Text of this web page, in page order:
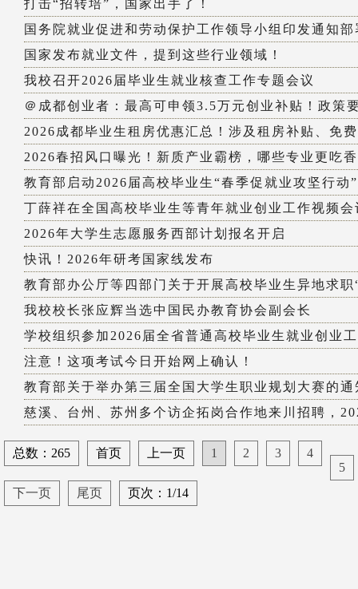
打击“招转培”，国家出手了！
国务院就业促进和劳动保护工作领导小组印发通知
国家发布就业文件，提到这些行业领域！
我校召开2026届毕业生就业核查工作专题会议
＠成都创业者：最高可申领3.5万元创业补贴！政策
2026成都毕业生租房优惠汇总！涉及租房补贴、免
2026春招风口曝光！新质产业霸榜，哪些专业更吃
教育部启动2026届高校毕业生“春季促就业攻坚行动”
丁薛祥在全国高校毕业生等青年就业创业工作视频
2026年大学生志愿服务西部计划报名开启
快讯！2026年研考国家线发布
教育部办公厅等四部门关于开展高校毕业生异地求
我校校长张应辉当选中国民办教育协会副会长
学校组织参加2026届全省普通高校毕业生就业创业
注意！这项考试今日开始网上确认！
教育部关于举办第三届全国大学生职业规划大赛的通
慈溪、台州、苏州多个访企拓岗合作地来川招聘，
总数：265 首页 上一页 1 2 3
4
5
下一页
尾页 页次：1/14